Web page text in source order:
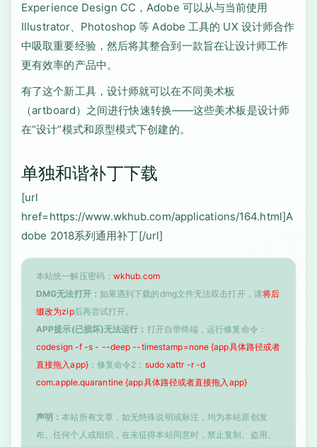
Experience Design CC，Adobe 可以从与当前使用
Illustrator、Photoshop 等 Adobe 工具的 UX 设计师合作
中吸取重要经验，然后将其整合到一款旨在让设计师工作
更有效率的产品中。
有了这个新工具，设计师就可以在不同美术板
（artboard）之间进行快速转换——这些美术板是设计师
在“设计”模式和原型模式下创建的。
单独和谐补丁下载
[url
href=https://www.wkhub.com/applications/164.html]A
dobe 2018系列通用补丁[/url]
本站统一解压密码： wkhub.com
DMG无法打开： 如果遇到下载的dmg文件无法双击打开，请将后
缀改为zip后再尝试打开。
APP提示(已损坏)无法运行： 打开自带终端，运行修复命令：
codesign -f -s - --deep --timestamp=none {app具体路径或者
直接拖入app}；修复命令2： sudo xattr -r -d
com.apple.quarantine {app具体路径或者直接拖入app}
声明：本站所有文章，如无特殊说明或标注，均为本站原创发
布。任何个人或组织，在未征得本站同意时，禁止复制、盗用、